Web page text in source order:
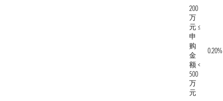
200
万
元 ≤
申
购
金
额 <
500
万
元
0.20%